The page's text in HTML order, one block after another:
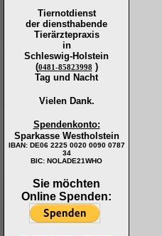
Tiernotdienst
der diensthabende
Tierärztepraxis
in
Schleswig-Holstein
(0481-85823998 )
Tag und Nacht
Vielen Dank.
Spendenkonto:
Sparkasse Westholstein
IBAN: DE06 2225 0020 0090 0787
34
BIC: NOLADE21WHO
Sie möchten
Online Spenden: